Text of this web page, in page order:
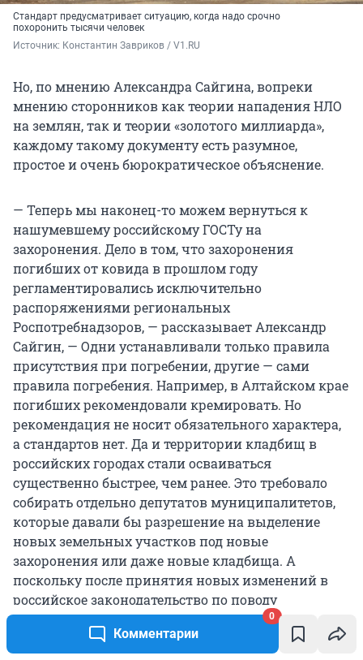
Комментарии
0
Стандарт предусматривает ситуацию, когда надо срочно
похоронить тысячи человек
Источник: Константин Завриков / V1.RU
Но, по мнению Александра Сайгина, вопреки
мнению сторонников как теории нападения НЛО
на землян, так и теории «золотого миллиарда»,
каждому такому документу есть разумное,
простое и очень бюрократическое объяснение.
— Теперь мы наконец-то можем вернуться к
нашумевшему российскому ГОСТу на
захоронения. Дело в том, что захоронения
погибших от ковида в прошлом году
регламентировались исключительно
распоряжениями региональных
Роспотребнадзоров, — рассказывает Александр
Сайгин, — Одни устанавливали только правила
присутствия при погребении, другие — сами
правила погребения. Например, в Алтайском крае
погибших рекомендовали кремировать. Но
рекомендация не носит обязательного характера,
а стандартов нет. Да и территории кладбищ в
российских городах стали осваиваться
существенно быстрее, чем ранее. Это требовало
собирать отдельно депутатов муниципалитетов,
которые давали бы разрешение на выделение
новых земельных участков под новые
захоронения или даже новые кладбища. А
поскольку после принятия новых изменений в
российское законодательство по поводу
деятельности муниципалитетов эти самые
муниципалитеты становятся никем, то и смысла